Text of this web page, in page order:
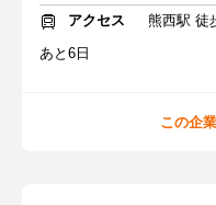
アクセス
熊西駅 徒
あと6日
この企